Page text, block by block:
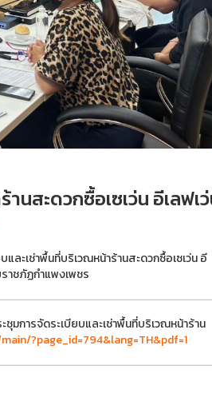
นสะดวกซื้อเซเว่น อีเลฟเ
ละเช่าพื้นที่บริเวณหน้าร้านสะดวกซื้อเซเว่น อี
าชภัฏกำแพงเพชร
มการจัดระเบียบและเช่าพื้นที่บริเวณหน้าร้าน
?page_id=794&lang=TH&pdf=1